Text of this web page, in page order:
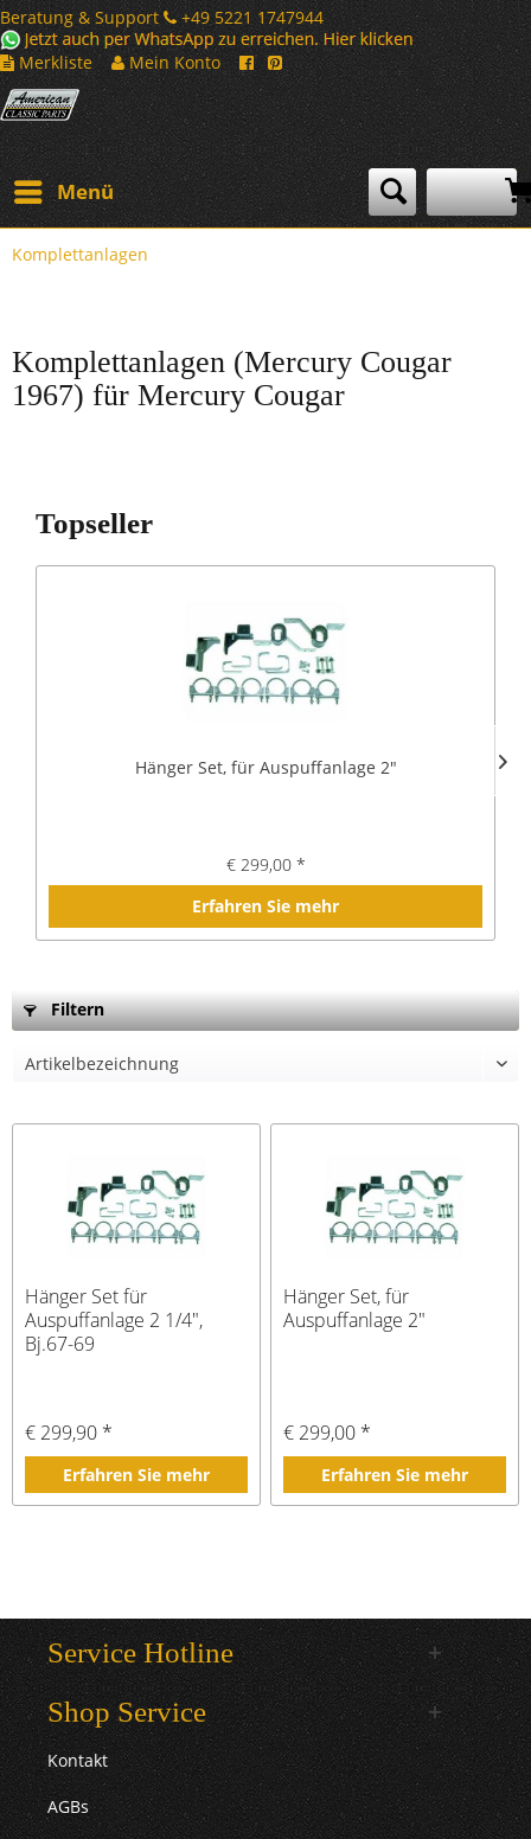
Beratung & Support
+49 5221 1747944
Merkliste
Mein Konto
Menü
Komplettanlagen
Komplettanlagen (Mercury Cougar
1967) für Mercury Cougar
Topseller
Hänger Set, für Auspuffanlage 2"
€ 299,00 *
Erfahren Sie mehr
Filtern
Hänger Set für
Auspuffanlage 2 1/4",
Bj.67-69
€ 299,90 *
Erfahren Sie mehr
Hänger Set, für
Auspuffanlage 2"
€ 299,00 *
Erfahren Sie mehr
Service Hotline
Shop Service
Kontakt
AGBs